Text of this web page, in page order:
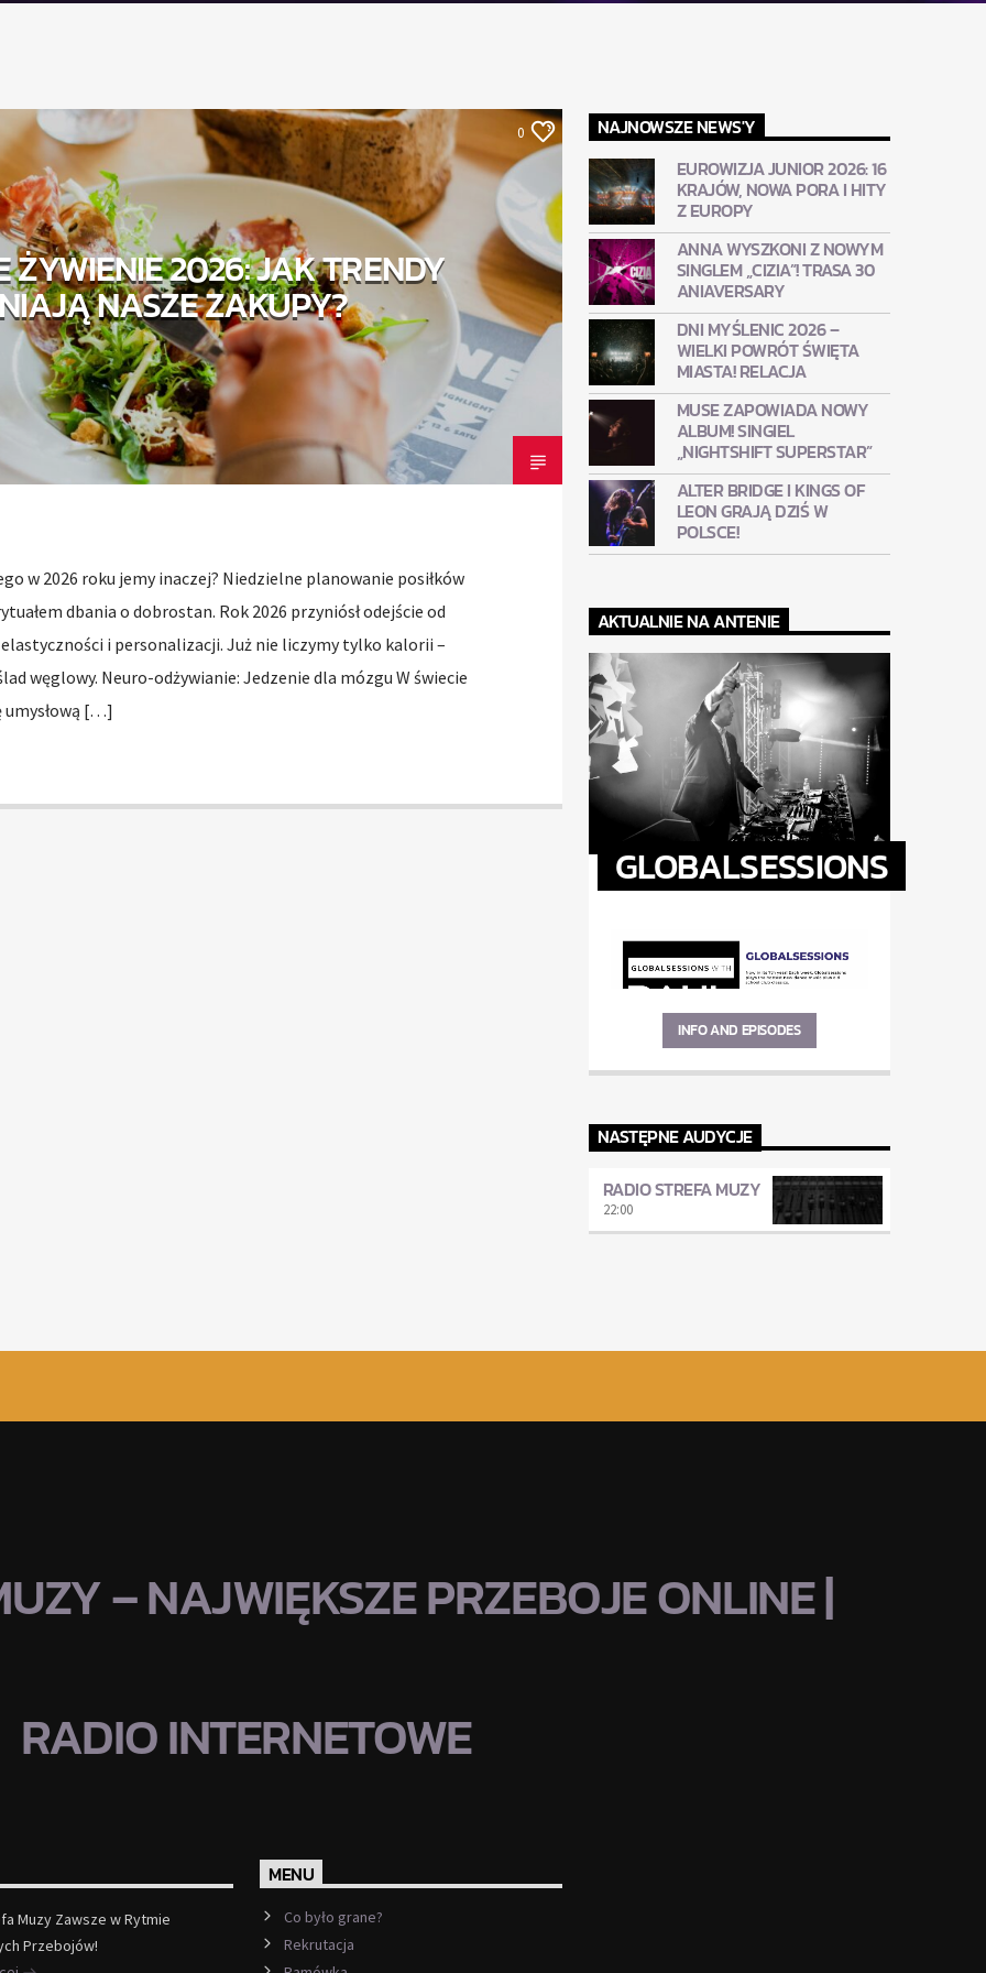
0
ŻYWIENIE 2026: JAK TRENDY
NASZE ZAKUPY?
w 2026 roku jemy inaczej? Niedzielne planowanie posiłków
dbania o dobrostan. Rok 2026 przyniósł odejście od
i personalizacji. Już nie liczymy tylko kalorii –
węglowy. Neuro-odżywianie: Jedzenie dla mózgu W świecie
umysłową […]
NAJNOWSZE NEWS'Y
EUROWIZJA JUNIOR 2026: 16
KRAJÓW, NOWA PORA I HITY
Z EUROPY
ANNA WYSZKONI Z NOWYM
SINGLEM „CIZIA”! TRASA 30
ANIAVERSARY
DNI MYŚLENIC 2026 –
WIELKI POWRÓT ŚWIĘTA
MIASTA! RELACJA
MUSE ZAPOWIADA NOWY
ALBUM! SINGIEL
„NIGHTSHIFT SUPERSTAR”
ALTER BRIDGE I KINGS OF
LEON GRAJĄ DZIŚ W
POLSCE!
AKTUALNIE NA ANTENIE
GLOBALSESSIONS
INFO AND EPISODES
NASTĘPNE AUDYCJE
RADIO STREFA MUZY
22:00
– NAJWIĘKSZE PRZEBOJE ONLINE |
RADIO INTERNETOWE
Muzy Zawsze w Rytmie
Przebojów!
MENU
Co było grane?
Rekrutacja